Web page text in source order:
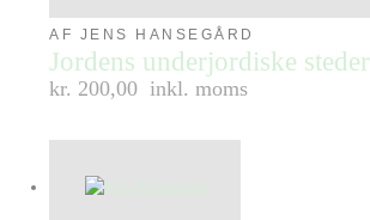
AF JENS HANSEGÅRD
Jordens underjordiske steder
kr. 200,00 inkl. moms